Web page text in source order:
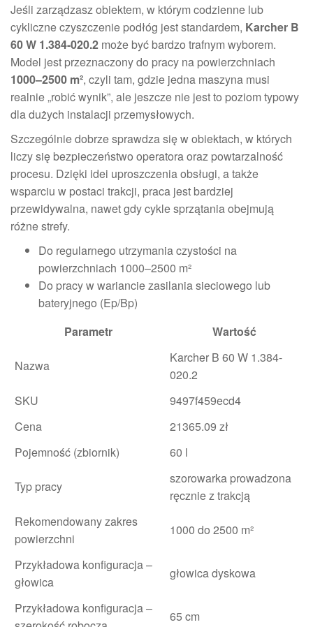
Jeśli zarządzasz obiektem, w którym codzienne lub
cykliczne czyszczenie podłóg jest standardem, Karcher B
60 W 1.384-020.2 może być bardzo trafnym wyborem.
Model jest przeznaczony do pracy na powierzchniach
1000–2500 m², czyli tam, gdzie jedna maszyna musi
realnie „robić wynik”, ale jeszcze nie jest to poziom typowy
dla dużych instalacji przemysłowych.
Szczególnie dobrze sprawdza się w obiektach, w których
liczy się bezpieczeństwo operatora oraz powtarzalność
procesu. Dzięki idei uproszczenia obsługi, a także
wsparciu w postaci trakcji, praca jest bardziej
przewidywalna, nawet gdy cykle sprzątania obejmują
różne strefy.
Do regularnego utrzymania czystości na
powierzchniach 1000–2500 m²
Do pracy w wariancie zasilania sieciowego lub
bateryjnego (Ep/Bp)
Parametr
Wartość
Nazwa
Karcher B 60 W 1.384-
020.2
SKU
9497f459ecd4
Cena
21365.09 zł
Pojemność (zbiornik)
60 l
Typ pracy
szorowarka prowadzona
ręcznie z trakcją
Rekomendowany zakres
powierzchni
1000 do 2500 m²
Przykładowa konfiguracja –
głowica
głowica dyskowa
Przykładowa konfiguracja –
65 cm